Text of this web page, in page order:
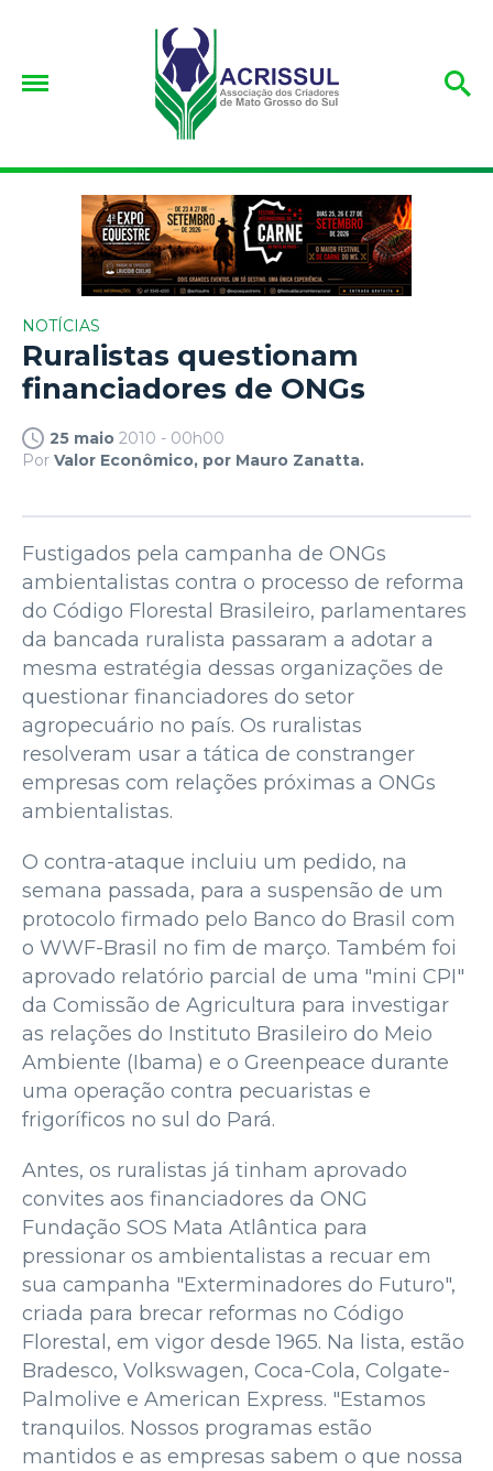
NOTÍCIAS
Ruralistas questionam
financiadores de ONGs
25 maio 2010 - 00h00
Por Valor Econômico, por Mauro Zanatta.
Fustigados pela campanha de ONGs
ambientalistas contra o processo de reforma
do Código Florestal Brasileiro, parlamentares
da bancada ruralista passaram a adotar a
mesma estratégia dessas organizações de
questionar financiadores do setor
agropecuário no país. Os ruralistas
resolveram usar a tática de constranger
empresas com relações próximas a ONGs
ambientalistas.
O contra-ataque incluiu um pedido, na
semana passada, para a suspensão de um
protocolo firmado pelo Banco do Brasil com
o WWF-Brasil no fim de março. Também foi
aprovado relatório parcial de uma "mini CPI"
da Comissão de Agricultura para investigar
as relações do Instituto Brasileiro do Meio
Ambiente (Ibama) e o Greenpeace durante
uma operação contra pecuaristas e
frigoríficos no sul do Pará.
Antes, os ruralistas já tinham aprovado
convites aos financiadores da ONG
Fundação SOS Mata Atlântica para
pressionar os ambientalistas a recuar em
sua campanha "Exterminadores do Futuro",
criada para brecar reformas no Código
Florestal, em vigor desde 1965. Na lista, estão
Bradesco, Volkswagen, Coca-Cola, Colgate-
Palmolive e American Express. "Estamos
tranquilos. Nossos programas estão
mantidos e as empresas sabem o que nossa